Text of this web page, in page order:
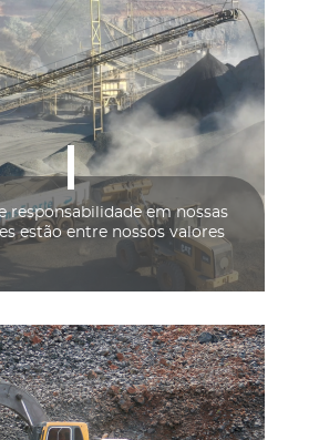
responsabilidade em nossas
estão entre nossos valores